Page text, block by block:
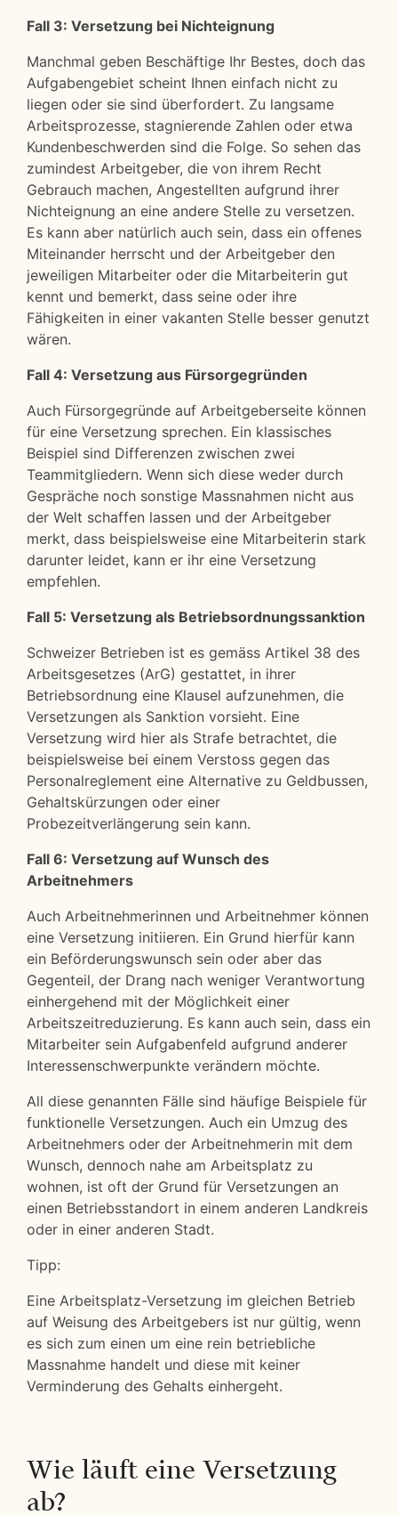
Fall 3: Versetzung bei Nichteignung
Manchmal geben Beschäftige Ihr Bestes, doch das
Aufgabengebiet scheint Ihnen einfach nicht zu
liegen oder sie sind überfordert. Zu langsame
Arbeitsprozesse, stagnierende Zahlen oder etwa
Kundenbeschwerden sind die Folge. So sehen das
zumindest Arbeitgeber, die von ihrem Recht
Gebrauch machen, Angestellten aufgrund ihrer
Nichteignung an eine andere Stelle zu versetzen.
Es kann aber natürlich auch sein, dass ein offenes
Miteinander herrscht und der Arbeitgeber den
jeweiligen Mitarbeiter oder die Mitarbeiterin gut
kennt und bemerkt, dass seine oder ihre
Fähigkeiten in einer vakanten Stelle besser genutzt
wären.
Fall 4: Versetzung aus Fürsorgegründen
Auch Fürsorgegründe auf Arbeitgeberseite können
für eine Versetzung sprechen. Ein klassisches
Beispiel sind Differenzen zwischen zwei
Teammitgliedern. Wenn sich diese weder durch
Gespräche noch sonstige Massnahmen nicht aus
der Welt schaffen lassen und der Arbeitgeber
merkt, dass beispielsweise eine Mitarbeiterin stark
darunter leidet, kann er ihr eine Versetzung
empfehlen.
Fall 5: Versetzung als Betriebsordnungssanktion
Schweizer Betrieben ist es gemäss Artikel 38 des
Arbeitsgesetzes (ArG) gestattet, in ihrer
Betriebsordnung eine Klausel aufzunehmen, die
Versetzungen als Sanktion vorsieht. Eine
Versetzung wird hier als Strafe betrachtet, die
beispielsweise bei einem Verstoss gegen das
Personalreglement eine Alternative zu Geldbussen,
Gehaltskürzungen oder einer
Probezeitverlängerung sein kann.
Fall 6: Versetzung auf Wunsch des
Arbeitnehmers
Auch Arbeitnehmerinnen und Arbeitnehmer können
eine Versetzung initiieren. Ein Grund hierfür kann
ein Beförderungswunsch sein oder aber das
Gegenteil, der Drang nach weniger Verantwortung
einhergehend mit der Möglichkeit einer
Arbeitszeitreduzierung. Es kann auch sein, dass ein
Mitarbeiter sein Aufgabenfeld aufgrund anderer
Interessenschwerpunkte verändern möchte.
All diese genannten Fälle sind häufige Beispiele für
funktionelle Versetzungen. Auch ein Umzug des
Arbeitnehmers oder der Arbeitnehmerin mit dem
Wunsch, dennoch nahe am Arbeitsplatz zu
wohnen, ist oft der Grund für Versetzungen an
einen Betriebsstandort in einem anderen Landkreis
oder in einer anderen Stadt.
Tipp:
Eine Arbeitsplatz-Versetzung im gleichen Betrieb
auf Weisung des Arbeitgebers ist nur gültig, wenn
es sich zum einen um eine rein betriebliche
Massnahme handelt und diese mit keiner
Verminderung des Gehalts einhergeht.
Wie läuft eine Versetzung
ab?